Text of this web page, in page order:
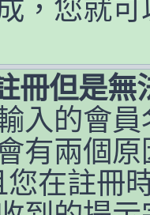
，您就
冊但是無
入的會
有兩個
您在註冊